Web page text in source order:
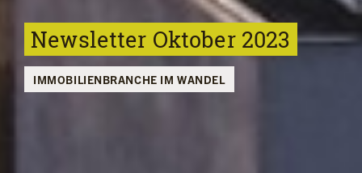
Newsletter Oktober 2023
IMMOBILIENBRANCHE IM WANDEL